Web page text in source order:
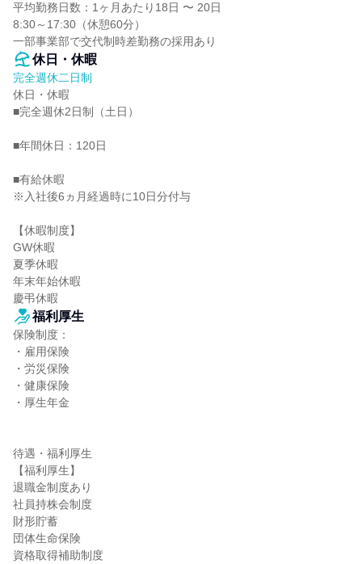
平均勤務日数：1ヶ月あたり18日 〜 20日
8:30～17:30（休憩60分）
一部事業部で交代制時差勤務の採用あり
休日・休暇
完全週休二日制
休日・休暇
■完全週休2日制（土日）
■年間休日：120日
■有給休暇
※入社後6ヵ月経過時に10日分付与
【休暇制度】
GW休暇
夏季休暇
年末年始休暇
慶弔休暇
福利厚生
保険制度：
・雇用保険
・労災保険
・健康保険
・厚生年金
待遇・福利厚生
【福利厚生】
退職金制度あり
社員持株会制度
財形貯蓄
団体生命保険
資格取得補助制度